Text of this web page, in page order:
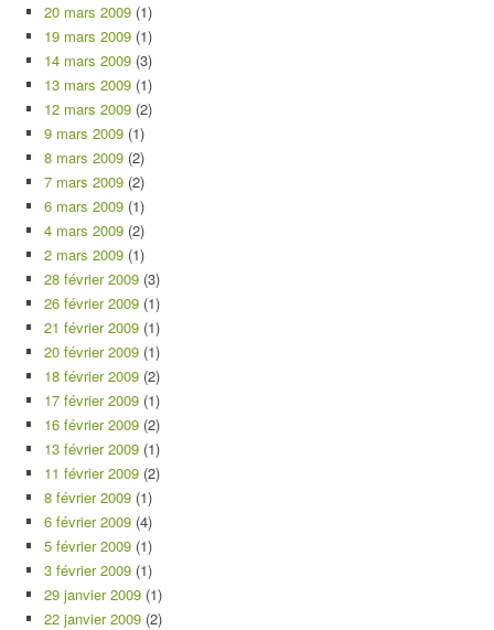
20 mars 2009 (1)
19 mars 2009 (1)
14 mars 2009 (3)
13 mars 2009 (1)
12 mars 2009 (2)
9 mars 2009 (1)
8 mars 2009 (2)
7 mars 2009 (2)
6 mars 2009 (1)
4 mars 2009 (2)
2 mars 2009 (1)
28 février 2009 (3)
26 février 2009 (1)
21 février 2009 (1)
20 février 2009 (1)
18 février 2009 (2)
17 février 2009 (1)
16 février 2009 (2)
13 février 2009 (1)
11 février 2009 (2)
8 février 2009 (1)
6 février 2009 (4)
5 février 2009 (1)
3 février 2009 (1)
29 janvier 2009 (1)
22 janvier 2009 (2)